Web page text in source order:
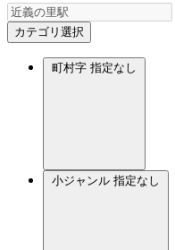
カテゴリ選択
町村字 指定なし
小ジャンル 指定なし